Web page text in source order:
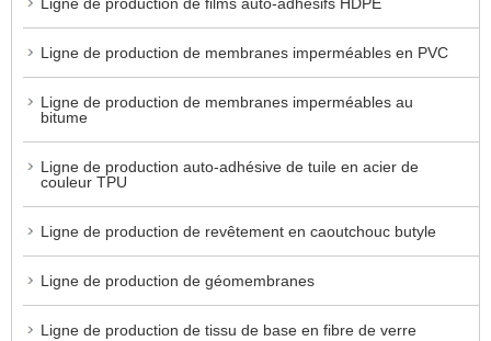
Ligne de production de films auto-adhésifs HDPE
Ligne de production de membranes imperméables en PVC
Ligne de production de membranes imperméables au
bitume
Ligne de production auto-adhésive de tuile en acier de
couleur TPU
Ligne de production de revêtement en caoutchouc butyle
Ligne de production de géomembranes
Ligne de production de tissu de base en fibre de verre